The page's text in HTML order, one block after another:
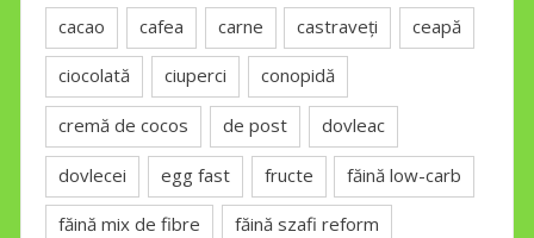
cacao cafea carne castraveți ceapă
ciocolată ciuperci conopidă
cremă de cocos de post dovleac
dovlecei egg fast fructe făină low-carb
făină mix de fibre făină szafi reform